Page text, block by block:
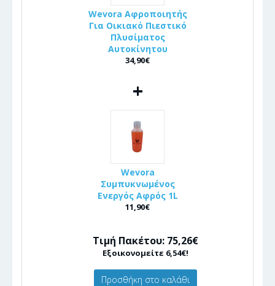
Wevora Αφροποιητής
Για Οικιακό Πιεστικό
Πλυσίματος
Αυτοκίνητου
34,90€
+
Wevora
Συμπυκνωμένος
Ενεργός Αφρός 1L
11,90€
Τιμή Πακέτου: 75,26€
Εξοικονομείτε 6,54€!
Προσθήκη στο καλάθι